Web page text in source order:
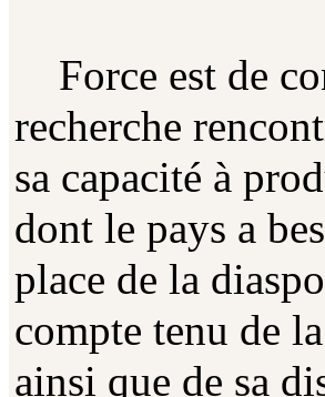
Force est de
recherche
sa capacité à
dont le pays a
place de la
compte tenu de
ainsi que de sa